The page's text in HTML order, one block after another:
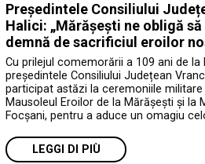
Președintele Consiliului
Halici: „Mărășești ne obligă
demnă de sacrificiul eroilor
Cu prilejul comemorării a 109 ani de la
președintele Consiliului Județean
participat astăzi la ceremoniile
Mausoleul Eroilor de la Mărășești și la
Focșani, pentru a aduce un omagiu
LEGGI DI PIÙ